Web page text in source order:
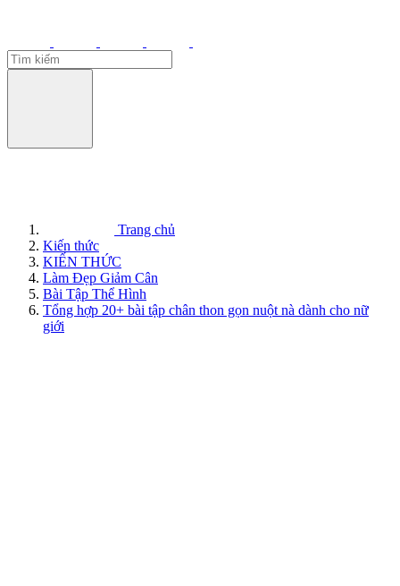
Trang chủ
Kiến thức
KIẾN THỨC
Làm Đẹp Giảm Cân
Bài Tập Thể Hình
Tổng hợp 20+ bài tập chân thon gọn nuột nà dành cho nữ
giới